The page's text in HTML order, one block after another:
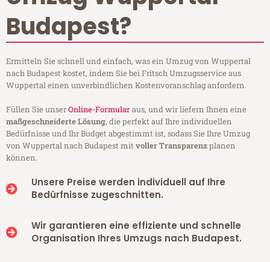
Budapest?
Ermitteln Sie schnell und einfach, was ein Umzug von Wuppertal
nach Budapest kostet, indem Sie bei Fritsch Umzugsservice aus
Wuppertal einen unverbindlichen Kostenvoranschlag anfordern.
Füllen Sie unserOnline-Formularaus, und wir liefern Ihnen eine
maßgeschneiderte Lösung, die perfekt auf Ihre individuellen
Bedürfnisse und Ihr Budget abgestimmt ist, sodass Sie Ihre Umzug
von Wuppertal nach Budapest mitvoller Transparenzplanen
können.
Unsere Preise werden individuell auf Ihre
Bedürfnisse zugeschnitten.
Wir garantieren eine effiziente und schnelle
Organisation Ihres Umzugs nach Budapest.